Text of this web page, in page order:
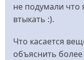
не подумали что
втыкать :).
Что касается
объяснить